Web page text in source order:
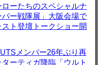
ーたちのスペシャルナ
ー戦隊展」大阪会場で
ト登壇トークショー開
メンバー26年ぶり再
ーティガ降臨「ウルト